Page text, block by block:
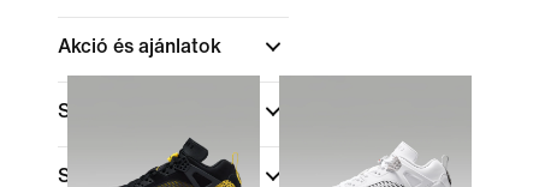
Akció és ajánlatok
Szín
Sportok